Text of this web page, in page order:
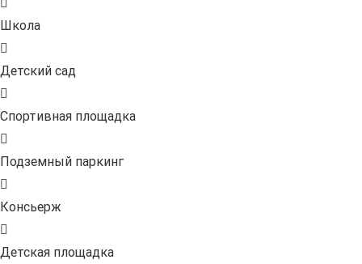
Школа
Детский сад
Спортивная площадка
Подземный паркинг
Консьерж
Детская площадка